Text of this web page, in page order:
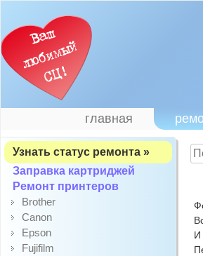
главная
Узнать статус ремонта »
Заправка картриджей
Ремонт принтеров
Brother
Canon
Epson
Fujifilm
И